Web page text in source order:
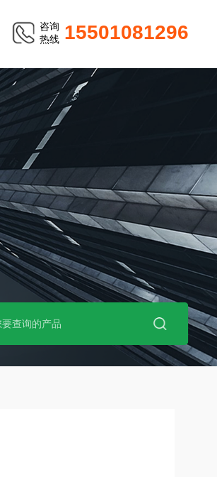
咨询
热线 15501081296